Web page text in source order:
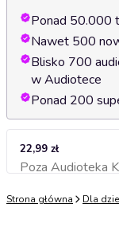
Ponad 50.000
Nawet 500
Blisko 700
w Audiotece
Ponad 200
22,99 zł
Poza Audioteka
Strona główna Dla